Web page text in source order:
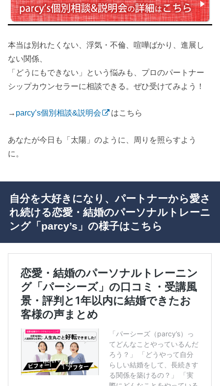
本当は別れたくない、浮気・不倫、喧嘩ばかり、進展し
ない関係、
「どうにもできない」という悩みも、プロのパートナー
シップカウンセラーに相談できる。ぜひ受けてみよう！
→ parcy’s個別相談&説明会 はこちら
あなたが今日も「太陽」のように、周りを照らすよう
に。
自分を大好きになり、パートナーから愛さ
れ続ける恋愛・結婚のパーソナルトレーニ
ング「parcy’s」の様子はこちら